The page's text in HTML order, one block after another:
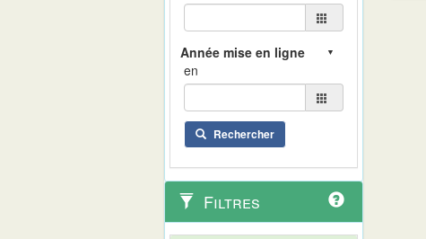
en
Rechercher
Filtres